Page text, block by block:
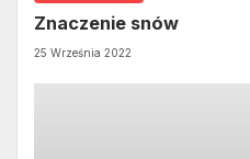
Znaczenie snów
25 Września 2022